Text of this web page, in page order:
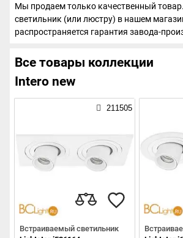
Мы продаем только качественный
светильник (или люстру) в нашем
распространяется гарантия завода-
Все товары коллекции
Intero new
211505
Встраиваемый светильник